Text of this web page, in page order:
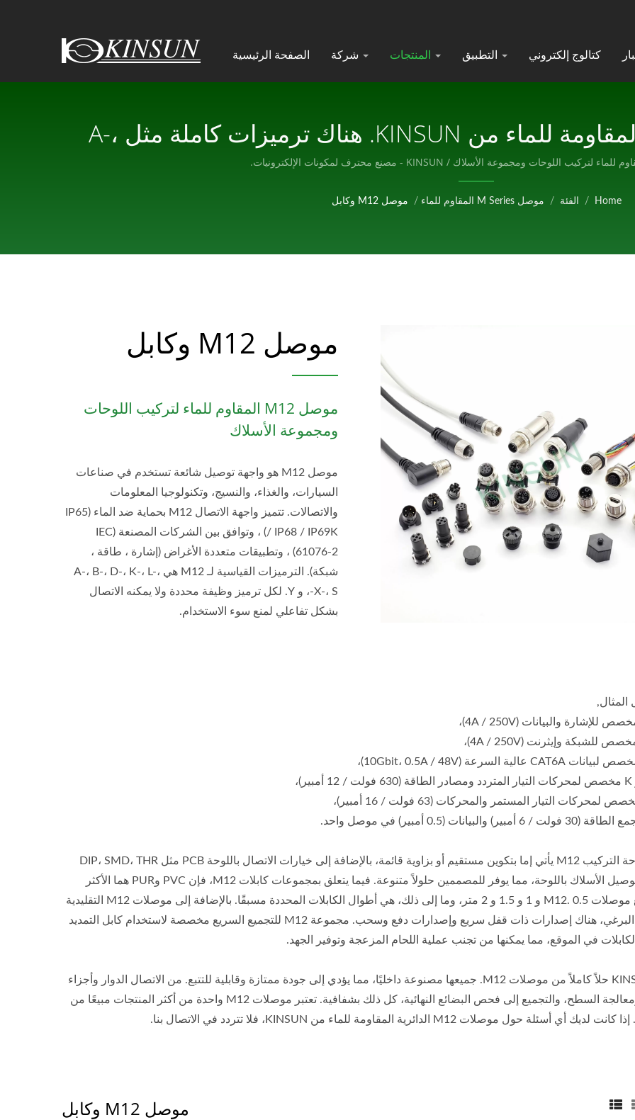
الصفحة الرئيسية كتالوج إلكتروني
موصلات M12 الدائرية المقاومة للماء من KINSUN. هناك ترميزات كاملة مثل A-،
Home
/ الفئة / موصل M Series المقاوم للماء / موصل M12 وكابل
موصل M12 وكابل
موصل M12 المقاوم للماء لتركيب اللوحات
ومجموعة الأسلاك
موصل M12 هو واجهة توصيل شائعة تستخدم في صناعات
السيارات، والغذاء، والنسيج، وتكنولوجيا المعلومات
والاتصالات. تتميز واجهة الاتصال M12 بحماية ضد الماء (IP65
/ IP68 / IP69K) ، وتوافق بين الشركات المصنعة (IEC
61076-2) ، وتطبيقات متعددة الأغراض (إشارة ، طاقة ،
شبكة). الترميزات القياسية لـ M12 هي A-، B-، D-، K-، L-،
X-، S-، و Y. لكل ترميز وظيفة محددة ولا يمكنه الاتصال
بشكل تفاعلي لمنع سوء الاستخدام.
موصل لوحة التركيب M12 يأتي إما بتكوين مستقيم أو بزاوية قائمة، بالإضافة إلى خيارات الاتصال باللوحة PCB مثل DIP، SMD، THR
(PIP)، أو توصيل الأسلاك باللوحة، مما يوفر للمصممين حلولاً متنوعة. فيما يتعلق بمجموعات كابلات M12، فإن PVC وPUR هما الأكثر
شيوعًا مع موصلات M12. 0.5 و 1 و 1.5 و 2 متر، وما إلى ذلك، هي أطوال الكابلات المحددة مسبقًا. بالإضافة إلى موصلات M12 التقليدية
ذات قفل البرغي، هناك إصدارات ذات قفل سريع وإصدارات دفع وسحب. مجموعة M12 للتجميع السريع مخصصة لاستخدام كابل التمديد
في الموقع، مما يمكنها من تجنب عملية اللحام المزعجة وتوفير الجهد.
تقدم KINSUN حلاً كاملاً من موصلات M12. جميعها مصنوعة داخليًا، مما يؤدي إلى جودة ممتازة وقابلية للتتبع. من الاتصال الدوار وأجزاء
الجسم، ومعالجة السطح، والتجميع إلى فحص البضائع النهائية، كل ذلك بشفافية. تعتبر موصلات M12 واحدة من أكثر المنتجات مبيعًا من
موصل M12 وكابل